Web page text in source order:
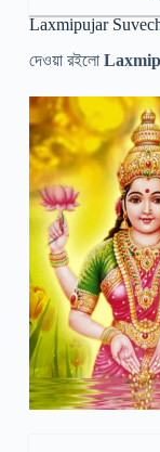
Laxmipujar
দেওয়া রইলো